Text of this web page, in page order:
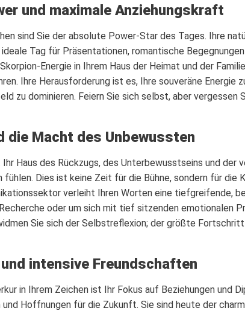
und maximale Anziehungskraft
sind Sie der absolute Power-Star des Tages. Ihre
Tag für Präsentationen, romantische
Energie in Ihrem Haus der Heimat und der
Ihre Herausforderung ist es, Ihre souveräne Energie
zu dominieren. Feiern Sie sich selbst, aber vergessen
die Macht des Unbewussten
Haus des Rückzugs, des Unterbewusstseins und der
Dies ist keine Zeit für die Bühne, sondern für die
verleiht Ihren Worten eine tiefgreifende,
oder um sich mit tief sitzenden emotionalen
Sie sich der Selbstreflexion; der größte
intensive Freundschaften
in Ihrem Zeichen ist Ihr Fokus auf Beziehungen und
und Hoffnungen für die Zukunft. Sie sind heute der